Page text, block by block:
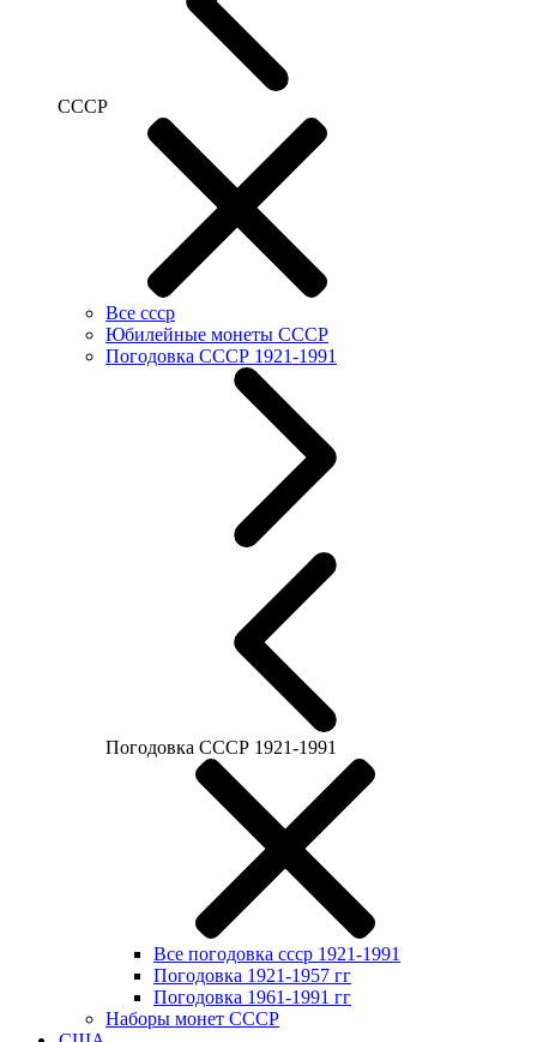
СССР
Все ссср
Юбилейные монеты СССР
Погодовка СССР 1921-1991
Погодовка СССР 1921-1991
Все погодовка ссср 1921-1991
Погодовка 1921-1957 гг
Погодовка 1961-1991 гг
Наборы монет СССР